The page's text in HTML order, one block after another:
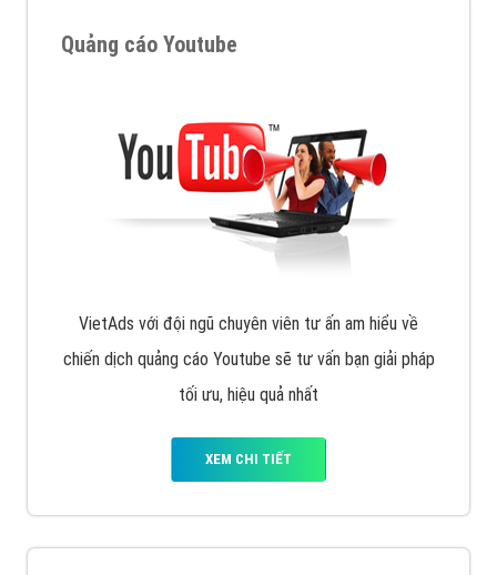
Quảng cáo Youtube
VietAds với đội ngũ chuyên viên tư ấn am hiểu về
chiến dịch quảng cáo Youtube sẽ tư vấn bạn giải pháp
tối ưu, hiệu quả nhất
XEM CHI TIẾT